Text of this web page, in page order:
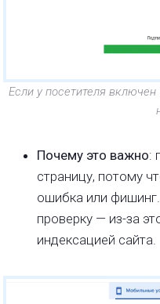
Если у посетителя
Почему это важно:
страницу, потому
ошибка или
проверку — из-за
индексацией сайта.